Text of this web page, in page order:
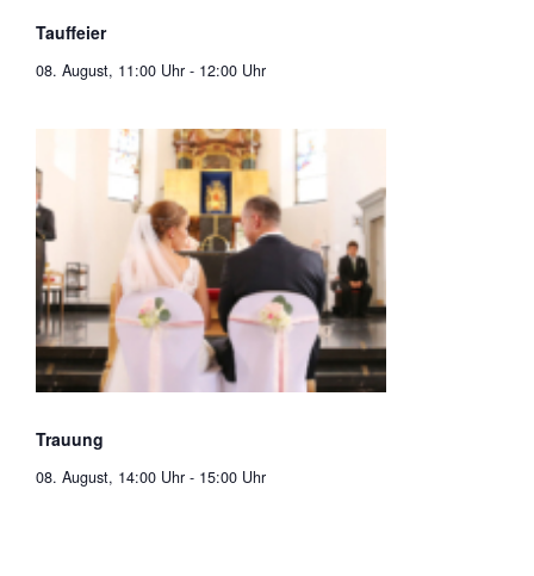
Tauffeier
08. August, 11:00 Uhr - 12:00 Uhr
Trauung
08. August, 14:00 Uhr - 15:00 Uhr